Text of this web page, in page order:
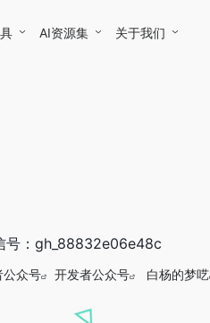
AI资源集 关于我们
号：gh_88832e06e48c
公众号 开发者公众号 白杨的梦呓